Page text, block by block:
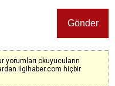
yorumları okuyucuların
ilgihaber.com hiçbir